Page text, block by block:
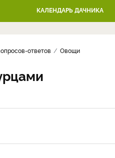
КАЛЕНДАРЬ ДАЧНИКА
ответов Овощи